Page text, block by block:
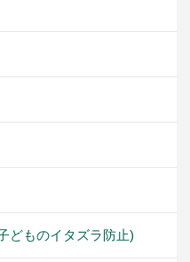
どものイタズラ防止)